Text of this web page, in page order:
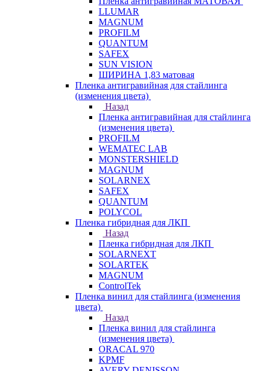
LLUMAR
MAGNUM
PROFILM
QUANTUM
SAFEX
SUN VISION
ШИРИНА 1,83 матовая
Пленка антигравийная для стайлинга
(изменения цвета)
Назад
Пленка антигравийная для стайлинга
(изменения цвета)
PROFILM
WEMATEC LAB
MONSTERSHIELD
MAGNUM
SOLARNEX
SAFEX
QUANTUM
POLYCOL
Пленка гибридная для ЛКП
Назад
Пленка гибридная для ЛКП
SOLARNEXT
SOLARTEK
MAGNUM
ControlTek
Пленка винил для стайлинга (изменения
цвета)
Назад
Пленка винил для стайлинга
(изменения цвета)
ORACAL 970
KPMF